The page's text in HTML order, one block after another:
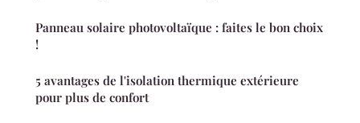
Panneau solaire photovoltaïque : faites le bon choix
!
5 avantages de l'isolation thermique extérieure
pour plus de confort